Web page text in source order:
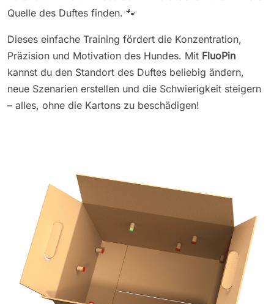
Quelle des Duftes finden. 🐾
Dieses einfache Training fördert die Konzentration,
Präzision und Motivation des Hundes. Mit FluoPin
kannst du den Standort des Duftes beliebig ändern,
neue Szenarien erstellen und die Schwierigkeit steigern
– alles, ohne die Kartons zu beschädigen!